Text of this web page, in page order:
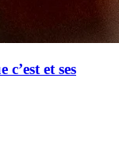
et ses